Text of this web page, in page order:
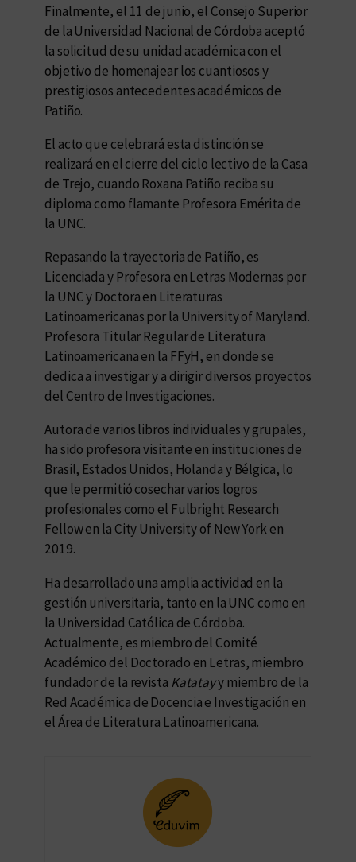
Finalmente, el 11 de junio, el Consejo Superior
de la Universidad Nacional de Córdoba aceptó
la solicitud de su unidad académica con el
objetivo de homenajear los cuantiosos y
prestigiosos antecedentes académicos de
Patiño.
El acto que celebrará esta distinción se
realizará en el cierre del ciclo lectivo de la Casa
de Trejo, cuando Roxana Patiño reciba su
diploma como flamante Profesora Emérita de
la UNC.
Repasando la trayectoria de Patiño, es
Licenciada y Profesora en Letras Modernas por
la UNC y Doctora en Literaturas
Latinoamericanas por la University of Maryland.
Profesora Titular Regular de Literatura
Latinoamericana en la FFyH, en donde se
dedica a investigar y a dirigir diversos proyectos
del Centro de Investigaciones.
Autora de varios libros individuales y grupales,
ha sido profesora visitante en instituciones de
Brasil, Estados Unidos, Holanda y Bélgica, lo
que le permitió cosechar varios logros
profesionales como el Fulbright Research
Fellow en la City University of New York en
2019.
Ha desarrollado una amplia actividad en la
gestión universitaria, tanto en la UNC como en
la Universidad Católica de Córdoba.
Actualmente, es miembro del Comité
Académico del Doctorado en Letras, miembro
fundador de la revista Katatayy miembro de la
Red Académica de Docencia e Investigación en
el Área de Literatura Latinoamericana.